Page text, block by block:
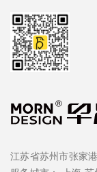
江苏省苏州市张家